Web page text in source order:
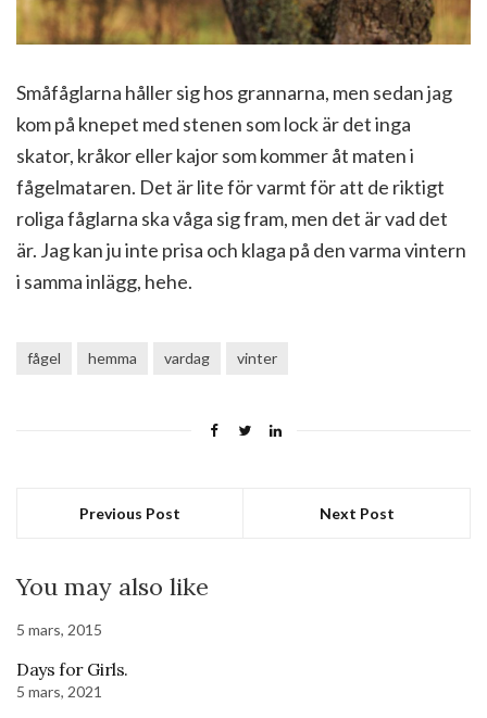
Småfåglarna håller sig hos grannarna, men sedan jag
kom på knepet med stenen som lock är det inga
skator, kråkor eller kajor som kommer åt maten i
fågelmataren. Det är lite för varmt för att de riktigt
roliga fåglarna ska våga sig fram, men det är vad det
är. Jag kan ju inte prisa och klaga på den varma vintern
i samma inlägg, hehe.
fågel hemma vardag vinter
Previous Post Next Post
You may also like
5 mars, 2015
Days for Girls.
5 mars, 2021